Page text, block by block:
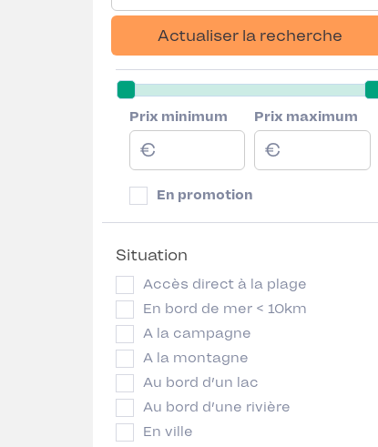
Actualiser la recherche
Prix minimum Prix maximum
En promotion
Situation
Accès direct à la plage
En bord de mer < 10km
A la campagne
A la montagne
Au bord d’un lac
Au bord d’une rivière
En ville